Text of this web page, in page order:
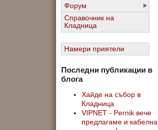
Форум
Справочник на
Кладница
Намери приятели
Последни публикации в
блога
Хайде на събор в
Кладница
VIPNET - Pernik вече
предлагаме и кабелна